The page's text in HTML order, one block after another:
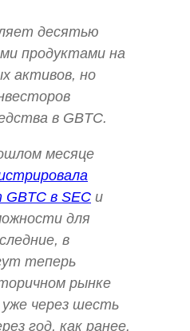
десятью
продуктами на
активов, но
в GBTC.
месяце
в SEC и
для
в
теперь
рынке
через шесть
год, как ранее.